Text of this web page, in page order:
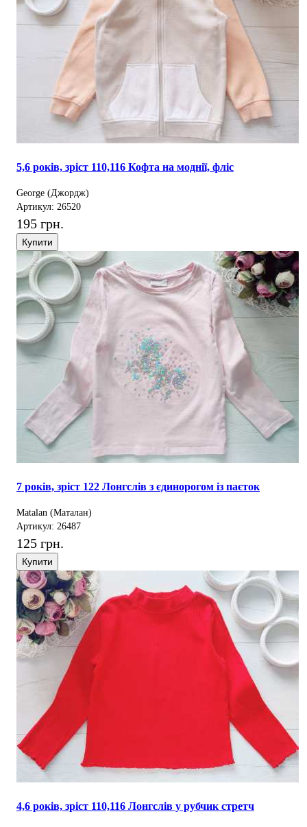
5,6 років, зріст 110,116 Кофта на моднії, фліс
George (Джордж)
Артикул: 26520
195 грн.
Купити
7 років, зріст 122 Лонгслів з єдинорогом із паєток
Matalan (Маталан)
Артикул: 26487
125 грн.
Купити
4,6 років, зріст 110,116 Лонгслів у рубчик стретч